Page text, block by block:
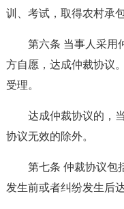
训、考试，取得农村承
第六条 当事人采用
方自愿，达成仲裁协议
受理。
达成仲裁协议的，
协议无效的除外。
第七条 仲裁协议包
发生前或者纠纷发生后